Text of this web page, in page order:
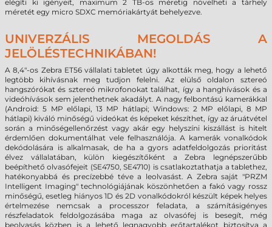
elégíti ki igényeit, maximum 2 TB-os méretig növelheti a tárhely
méretét egy micro SDXC memóriakártyát behelyezve.
UNIVERZÁLIS MEGOLDÁS A
JELÖLÉSTECHNIKÁBAN!
A 8,4"-os Zebra ET56 vállalati tabletet úgy alkották meg, hogy a lehető
legtöbb kihívásnak meg tudjon felelni. Az elülső oldalon sztereó
hangszórókat és sztereó mikrofonokat találhat, így a hanghívások és a
videóhívások sem jelenthetnek akadályt. A nagy felbontású kamerákkal
(Android: 5 MP előlapi, 13 MP hátlapi; Windows: 2 MP előlapi, 8 MP
hátlapi) kiváló minőségű videókat és képeket készíthet, így az áruátvétel
során a minőségellenőrzést vagy akár egy helyszíni kiszállást is hitelt
érdemlően dokumentálhat vele felhasználója. A kamerák vonalkódok
dekódolására is alkalmasak, de ha a gyors adatfeldolgozás prioritást
élvez vállalatában, külön kiegészítőként a Zebra legnépszerűbb
beépíthető olvasófejeit (SE4750, SE4710) is csatlakoztathatja a tablethez,
hatékonyabbá és precízebbé téve a leolvasást. A Zebra saját "PRZM
Intelligent Imaging" technológiájának köszönhetően a fakó vagy rossz
minőségű, esetleg hiányos 1D és 2D vonalkódokról készült képek helyes
értelmezése nemcsak a processzor feladata, a számításigényes
részfeladatok feldolgozásába maga az olvasófej is besegít, még
beolvasás közben is a lehető legnagyobb erőtartalékot biztosítva a